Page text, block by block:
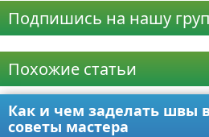
Подпишись на нашу
Похожие статьи
Как и чем заделать швы
советы мастера